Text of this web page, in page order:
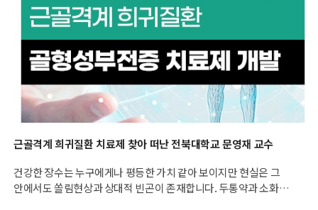
근골격계 희귀질환 치료제 찾아 떠난 전북대학교 문영재 교수
건강한 장수는 누구에게나 평등한 가치 같아 보이지만 현실은 그
안에서도 쏠림현상과 상대적 빈곤이 존재합니다. 두통약과 소화제